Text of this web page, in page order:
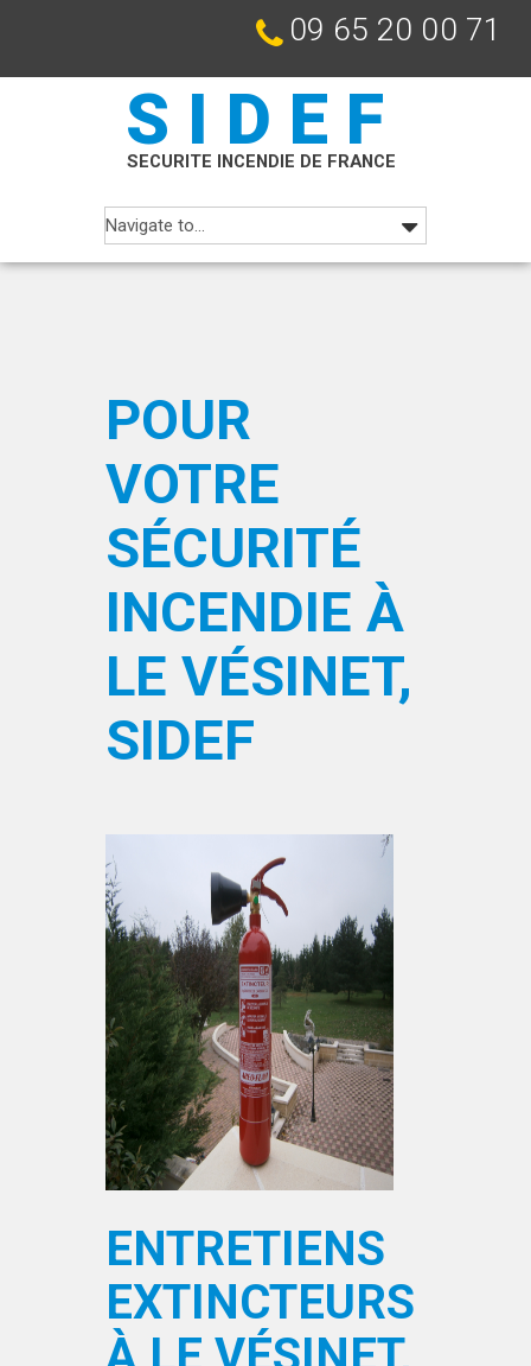
09 65 20 00 71
SIDEF
SECURITE INCENDIE DE FRANCE
POUR
VOTRE
SÉCURITÉ
INCENDIE À
LE VÉSINET,
SIDEF
ENTRETIENS
EXTINCTEURS